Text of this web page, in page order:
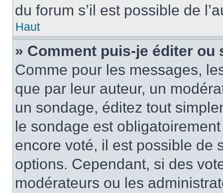
du forum s’il est possible de
Haut
» Comment puis-je éditer ou
Comme pour les messages,
que par leur auteur, un
un sondage, éditez tout
le sondage est
encore voté, il est possible de
options. Cependant, si des
modérateurs ou les